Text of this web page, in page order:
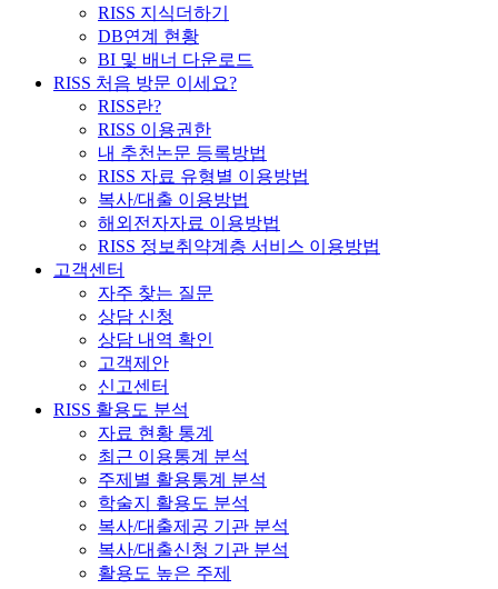
RISS 지식더하기
DB연계 현황
BI 및 배너 다운로드
RISS 처음 방문 이세요?
RISS란?
RISS 이용권한
내 추천논문 등록방법
RISS 자료 유형별 이용방법
복사/대출 이용방법
해외전자자료 이용방법
RISS 정보취약계층 서비스 이용방법
고객센터
자주 찾는 질문
상담 신청
상담 내역 확인
고객제안
신고센터
RISS 활용도 분석
자료 현황 통계
최근 이용통계 분석
주제별 활용통계 분석
학술지 활용도 분석
복사/대출제공 기관 분석
복사/대출신청 기관 분석
활용도 높은 주제